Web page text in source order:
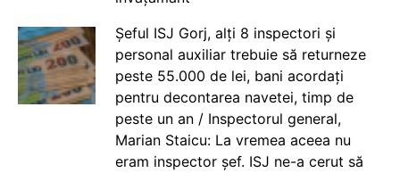
Șeful ISJ Gorj, alți 8 inspectori și
personal auxiliar trebuie să returneze
peste 55.000 de lei, bani acordați
pentru decontarea navetei, timp de
peste un an / Inspectorul general,
Marian Staicu: La vremea aceea nu
eram inspector șef. ISJ ne-a cerut să